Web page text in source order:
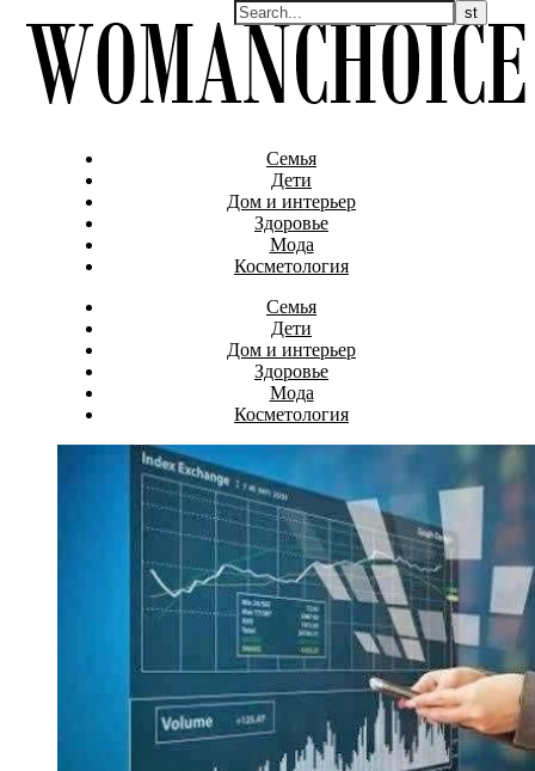
Семья
Дети
Дом и интерьер
Здоровье
Мода
Косметология
Семья
Дети
Дом и интерьер
Здоровье
Мода
Косметология